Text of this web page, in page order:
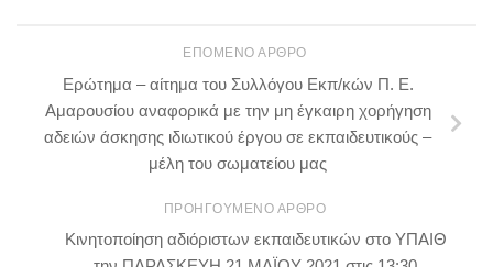
ΕΠΌΜΕΝΟ ΆΡΘΡΟ
Ερώτημα – αίτημα του Συλλόγου Εκπ/κών Π. Ε.
Αμαρουσίου αναφορικά με την μη έγκαιρη χορήγηση
αδειών άσκησης ιδιωτικού έργου σε εκπαιδευτικούς –
μέλη του σωματείου μας
ΠΡΟΗΓΟΎΜΕΝΟ ΆΡΘΡΟ
Κινητοποίηση αδιόριστων εκπαιδευτικών στο ΥΠΑΙΘ